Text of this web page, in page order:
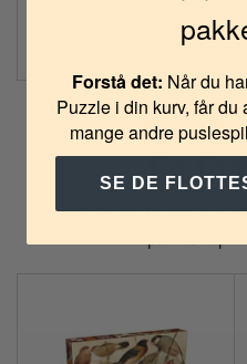
Du skal bruge 2 x AAA-
Få
Læg et Penny Puzzle
Forstå det: Når du
Puzzle i din kurv, får du
mange andre
SE DE